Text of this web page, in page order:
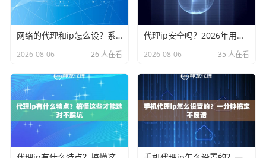
网络的代理和ip怎么设？系统设置手把手教会你
2026-08-06 26 人在看
代理ip安全吗？2026年用之前先看看这篇心里有底
2026-08-06 35 人在看